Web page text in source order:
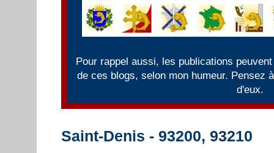
Pour rappel aussi, les publications
de ces blogs, selon mon humeur. Pensez
d'eux.
Saint-Denis - 93200, 93210